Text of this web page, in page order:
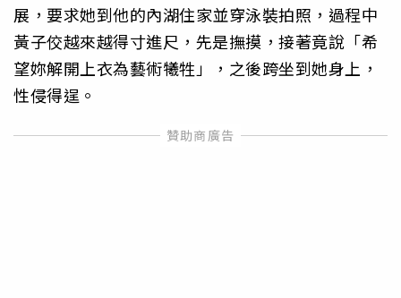
展，要求她到他的內湖住家並穿泳裝拍照，過程中
黃子佼越來越得寸進尺，先是撫摸，接著竟說「希
望妳解開上衣為藝術犧牲」，之後跨坐到她身上，
性侵得逞。